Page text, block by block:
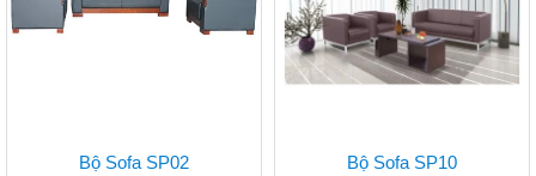
Bộ Sofa SP02 Bộ Sofa SP10